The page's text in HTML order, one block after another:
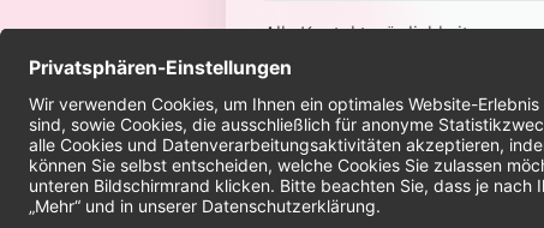
Alle Kontaktmöglichkeiten